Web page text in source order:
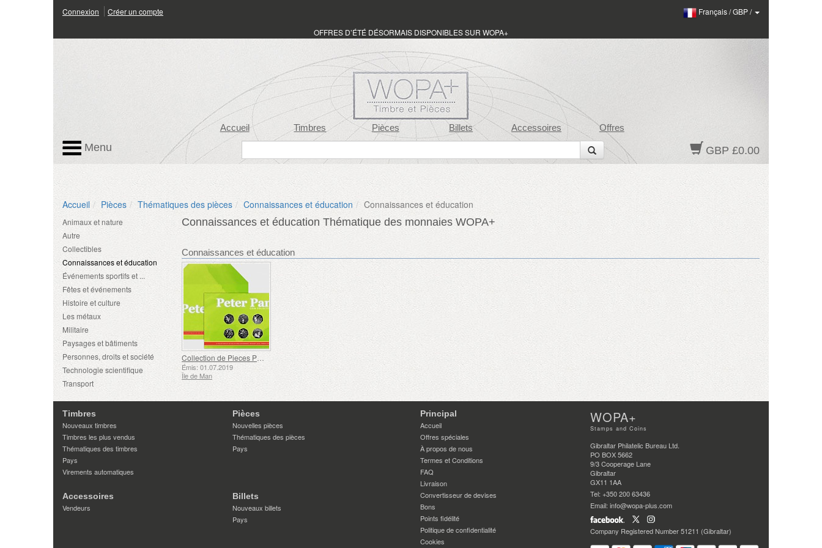
Connexion Créer un compte Français/GBP/
OFFRES D’ÉTÉ DÉSORMAIS DISPONIBLES SUR WOPA+
Accueil Timbres Pièces Billets Accessoires Offres
GBP £0.00
Menu
Accueil Pièces Thématiques des pièces Connaissances et éducation Connaissances et éducation
Animaux et nature
Autre
Collectibles
Connaissances et éducation
Événements sportifs et ...
Fêtes et événements
Histoire et culture
Les métaux
Militaire
Paysages et bâtiments
Personnes, droits et société
Technologie scientifique
Transport
Connaissances et éducation Thématique des monnaies WOPA+
Connaissances et éducation
Collection de Pieces Peter Pan Six 50p
Émis: 01.07.2019
Île de Man
Timbres
Nouveaux timbres
Timbres les plus vendus
Thématiques des timbres
Pays
Virements automatiques
Pièces
Nouvelles pièces
Thématiques des pièces
Pays
Accessoires
Vendeurs
Billets
Nouveaux billets
Pays
Principal
Accueil
Offres spéciales
À propos de nous
Termes et Conditions
FAQ
Livraison
Convertisseur de devises
Bons
Points fidélité
Politique de confidentialité
Cookies
WOPA+
Stamps and Coins
Gibraltar Philatelic Bureau Ltd.
PO BOX 5662
9/3 Cooperage Lane
Gibraltar
GX11 1AA
Tel: +350 200 63436
Email: info@wopa-plus.com
Company Registered Number 51211 (Gibraltar)